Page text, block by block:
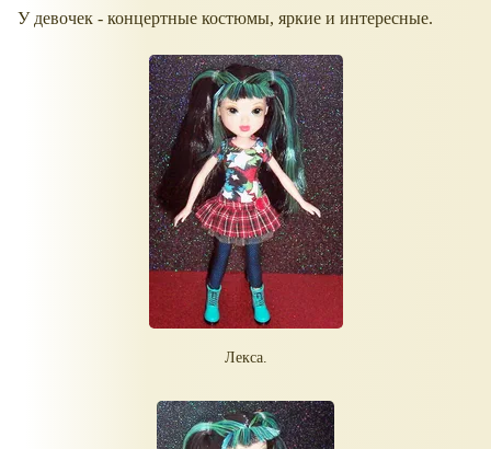
У девочек - концертные костюмы, яркие и интересные.
Лекса.